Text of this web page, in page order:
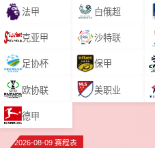
法甲 白俄超
克亚甲 沙特联
足协杯 保甲
欧协联 美职业
德甲
2026-08-09 赛程表